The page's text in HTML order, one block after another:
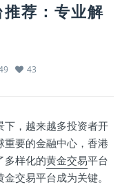
荐：专业解
43
下，越来越多投资者开
要的金融中心，香港
多样化的黄金交易平台
交易平台成为关键。